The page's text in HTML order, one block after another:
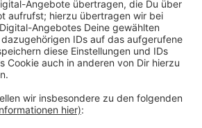
sehr fleißig anlaufen, um dann
und unsere Stärke, das